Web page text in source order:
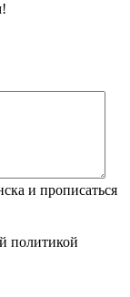
и прописаться
политикой